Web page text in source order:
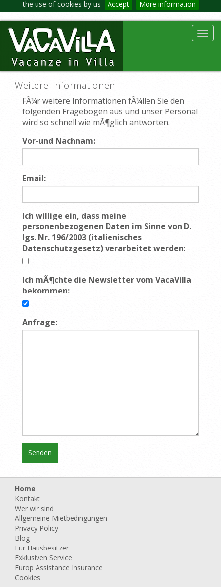
the use of cookies by us Accept More information
Weitere Informationen
FÃ¼r weitere Informationen fÃ¼llen Sie den
folgenden Fragebogen aus und unser Personal
wird so schnell wie mÃ¶glich antworten.
Vor-und Nachnam:
Email:
Ich willige ein, dass meine
personenbezogenen Daten im Sinne von D.
lgs. Nr. 196/2003 (italienisches
Datenschutzgesetz) verarbeitet werden:
Ich mÃ¶chte die Newsletter vom VacaVilla
bekommen:
Anfrage:
Home
Kontakt
Wer wir sind
Allgemeine Mietbedingungen
Privacy Policy
Blog
Für Hausbesitzer
Exklusiven Service
Europ Assistance Insurance
Cookies